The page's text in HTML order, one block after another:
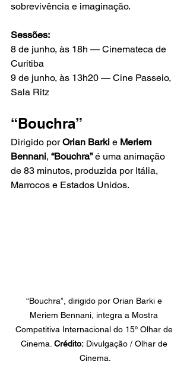
sobrevivência e imaginação.
Sessões:
8 de junho, às 18h — Cinemateca de
Curitiba
9 de junho, às 13h20 — Cine Passeio,
Sala Ritz
“Bouchra”
Dirigido por Orian Barki e Meriem
Bennani, “Bouchra” é uma animação
de 83 minutos, produzida por Itália,
Marrocos e Estados Unidos.
“Bouchra”, dirigido por Orian Barki e
Meriem Bennani, integra a Mostra
Competitiva Internacional do 15º Olhar de
Cinema. Crédito: Divulgação / Olhar de
Cinema.